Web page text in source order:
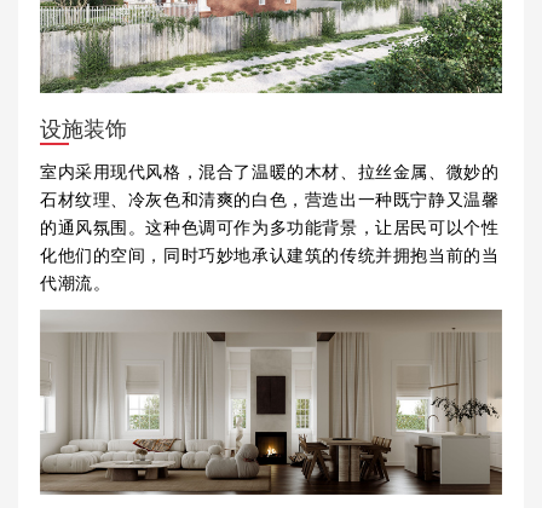
设施装饰
室内采用现代风格，混合了温暖的木材、拉丝金属、微妙的
石材纹理、冷灰色和清爽的白色，营造出一种既宁静又温馨
的通风氛围。这种色调可作为多功能背景，让居民可以个性
化他们的空间，同时巧妙地承认建筑的传统并拥抱当前的当
代潮流。